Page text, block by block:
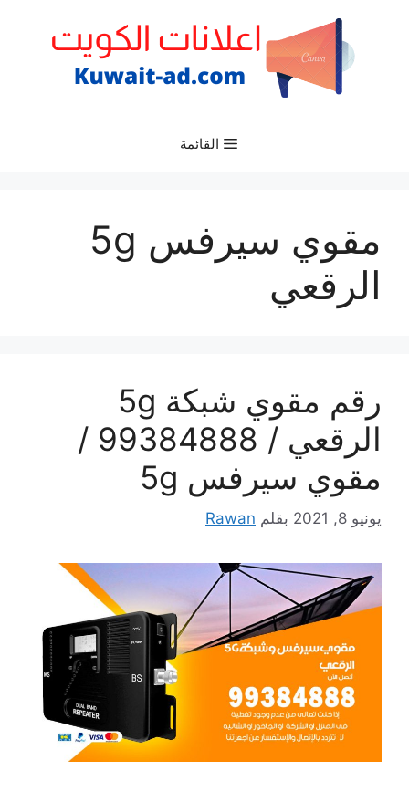
القائمة
مقوي سيرفس 5g
الرقعي
رقم مقوي شبكة 5g
الرقعي / 99384888 /
مقوي سيرفس 5g
يونيو 8, 2021 بقلم Rawan